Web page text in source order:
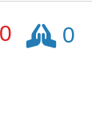
0
Rezar 0